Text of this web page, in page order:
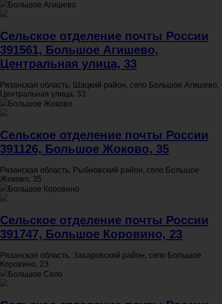
Большое Агишево
Сельское отделение почты России
391561, Большое Агишево,
Центральная улица, 33
Рязанская область, Шацкий район, село Большое Агишево,
Центральная улица, 33
Большое Жоково
Сельское отделение почты России
391126, Большое Жоково, 35
Рязанская область, Рыбновский район, село Большое
Жоково, 35
Большое Коровино
Сельское отделение почты России
391747, Большое Коровино, 23
Рязанская область, Захаровский район, село Большое
Коровино, 23
Большое Село